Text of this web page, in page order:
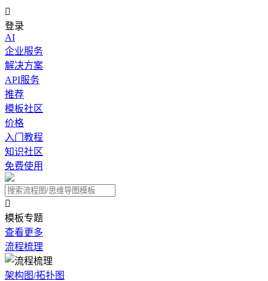

登录
AI
企业服务
解决方案
API服务
推荐
模板社区
价格
入门教程
知识社区
免费使用

模板专题
查看更多
流程梳理
架构图/拓扑图